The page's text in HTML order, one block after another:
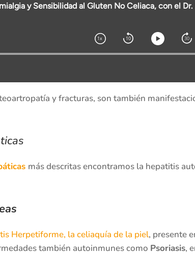
y fracturas, son también
más descritas encontramos la hepatitis
Herpetiforme, la celiaquía de la piel, presente
también autoinmunes como Psoriasis,